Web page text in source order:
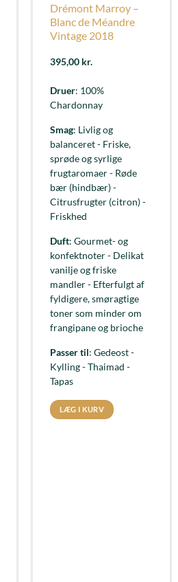
Drémont Marroy –
Blanc de Méandre
Vintage 2018
395,00 kr.
Druer: 100%
Chardonnay
Smag: Livlig og
balanceret - Friske,
sprøde og syrlige
frugtaromaer - Røde
bær (hindbær) -
Citrusfrugter (citron) -
Friskhed
Duft: Gourmet- og
konfektnoter - Delikat
vanilje og friske
mandler - Efterfulgt af
fyldigere, smøragtige
toner som minder om
frangipane og brioche
Passer til: Gedeost -
Kylling - Thaimad -
Tapas
LÆG I KURV